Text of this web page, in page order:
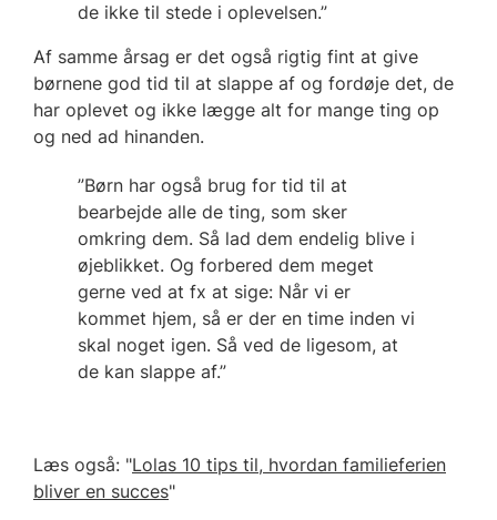
de ikke til stede i oplevelsen.”
Af samme årsag er det også rigtig fint at give
børnene god tid til at slappe af og fordøje det, de
har oplevet og ikke lægge alt for mange ting op
og ned ad hinanden.
”Børn har også brug for tid til at
bearbejde alle de ting, som sker
omkring dem. Så lad dem endelig blive i
øjeblikket. Og forbered dem meget
gerne ved at fx at sige: Når vi er
kommet hjem, så er der en time inden vi
skal noget igen. Så ved de ligesom, at
de kan slappe af.”
Læs også: "Lolas 10 tips til, hvordan familieferien
bliver en succes"